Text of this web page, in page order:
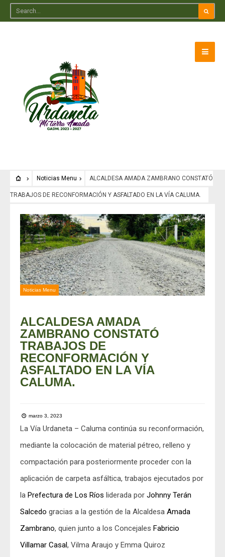
Noticias Menu ALCALDESA AMADA ZAMBRANO CONSTATÓ
TRABAJOS DE RECONFORMACIÓN Y ASFALTADO EN LA VÍA CALUMA.
Noticias Menu
ALCALDESA AMADA
ZAMBRANO CONSTATÓ
TRABAJOS DE
RECONFORMACIÓN Y
ASFALTADO EN LA VÍA
CALUMA.
marzo 3, 2023
La Vía Urdaneta – Caluma continúa su reconformación,
mediante la colocación de material pétreo, relleno y
compactación para posteriormente proceder con la
aplicación de carpeta asfáltica, trabajos ejecutados por
la Prefectura de Los Ríos liderada por Johnny Terán
Salcedo gracias a la gestión de la Alcaldesa Amada
Zambrano, quien junto a los Concejales Fabricio
Villamar Casal, Vilma Araujo y Emma Quiroz